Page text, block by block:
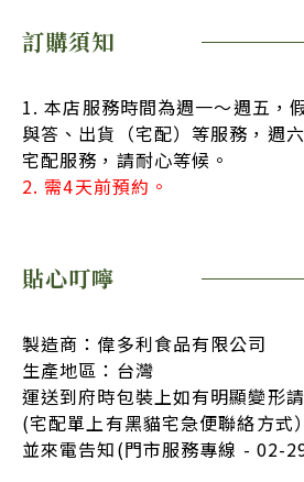
訂購須知
1. 本店服務時間為週一～週五，
與答、出貨（宅配）等服務，週
宅配服務，請耐心等候。
2. 需4天前預約。
貼心叮嚀
製造商：偉多利食品有限公司
生產地區：台灣
運送到府時包裝上如有明顯變形
(宅配單上有黑貓宅急便聯絡方式）
並來電告知(門市服務專線 - 02-